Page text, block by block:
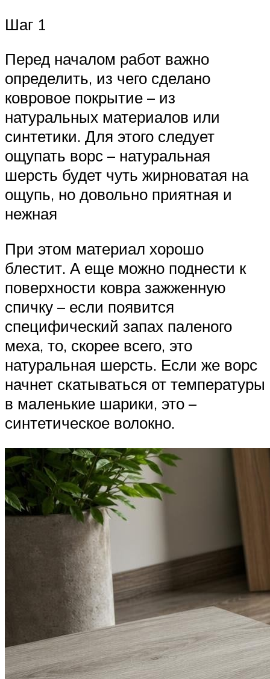
Шаг 1
Перед началом работ важно
определить, из чего сделано
ковровое покрытие – из
натуральных материалов или
синтетики. Для этого следует
ощупать ворс – натуральная
шерсть будет чуть жирноватая на
ощупь, но довольно приятная и
нежная
При этом материал хорошо
блестит. А еще можно поднести к
поверхности ковра зажженную
спичку – если появится
специфический запах паленого
меха, то, скорее всего, это
натуральная шерсть. Если же ворс
начнет скатываться от температуры
в маленькие шарики, это –
синтетическое волокно.